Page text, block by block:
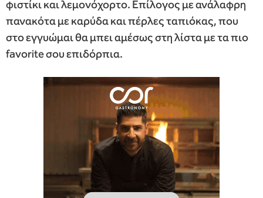
φιστίκι και λεμονόχορτο. Επίλογος με ανάλαφρη
πανακότα με καρύδα και πέρλες ταπιόκας, που
στο εγγυώμαι θα μπει αμέσως στη λίστα με τα πιο
favorite σου επιδόρπια.